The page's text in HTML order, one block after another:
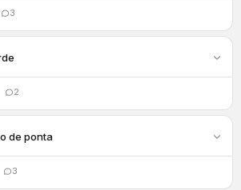
3
2
de ponta
3